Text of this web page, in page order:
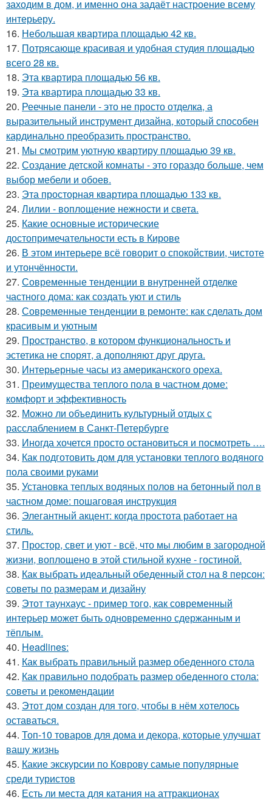
заходим в дом, и именно она задаёт настроение всему
интерьеру.
16. Небольшая квартира площадью 42 кв.
17. Потрясающе красивая и удобная студия площадью
всего 28 кв.
18. Эта квартира площадью 56 кв.
19. Эта квартира площадью 33 кв.
20. Реечные панели - это не просто отделка, а
выразительный инструмент дизайна, который способен
кардинально преобразить пространство.
21. Мы смотрим уютную квартиру площадью 39 кв.
22. Создание детской комнаты - это гораздо больше, чем
выбор мебели и обоев.
23. Эта просторная квартира площадью 133 кв.
24. Лилии - воплощение нежности и света.
25. Какие основные исторические
достопримечательности есть в Кирове
26. В этом интерьере всё говорит о спокойствии, чистоте
и утончённости.
27. Современные тенденции в внутренней отделке
частного дома: как создать уют и стиль
28. Современные тенденции в ремонте: как сделать дом
красивым и уютным
29. Пространство, в котором функциональность и
эстетика не спорят, а дополняют друг друга.
30. Интерьерные часы из американского ореха.
31. Преимущества теплого пола в частном доме:
комфорт и эффективность
32. Можно ли объединить культурный отдых с
расслаблением в Санкт-Петербурге
33. Иногда хочется просто остановиться и посмотреть ….
34. Как подготовить дом для установки теплого водяного
пола своими руками
35. Установка теплых водяных полов на бетонный пол в
частном доме: пошаговая инструкция
36. Элегантный акцент: когда простота работает на
стиль.
37. Простор, свет и уют - всё, что мы любим в загородной
жизни, воплощено в этой стильной кухне - гостиной.
38. Как выбрать идеальный обеденный стол на 8 персон:
советы по размерам и дизайну
39. Этот таунхаус - пример того, как современный
интерьер может быть одновременно сдержанным и
тёплым.
40. Headlines:
41. Как выбрать правильный размер обеденного стола
42. Как правильно подобрать размер обеденного стола:
советы и рекомендации
43. Этот дом создан для того, чтобы в нём хотелось
оставаться.
44. Топ-10 товаров для дома и декора, которые улучшат
вашу жизнь
45. Какие экскурсии по Коврову самые популярные
среди туристов
46. Есть ли места для катания на аттракционах